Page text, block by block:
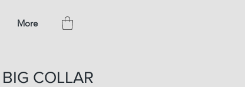
More
BIG COLLAR